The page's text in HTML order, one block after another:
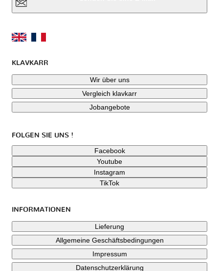
KLAVKARR
Wir über uns
Vergleich klavkarr
Jobangebote
FOLGEN SIE UNS !
Facebook
Youtube
Instagram
TikTok
INFORMATIONEN
Lieferung
Allgemeine Geschäftsbedingungen
Impressum
Datenschutzerklärung